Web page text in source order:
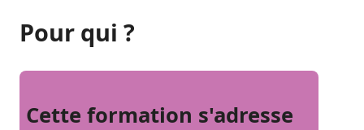
Pour qui ?
Cette formation s'adresse